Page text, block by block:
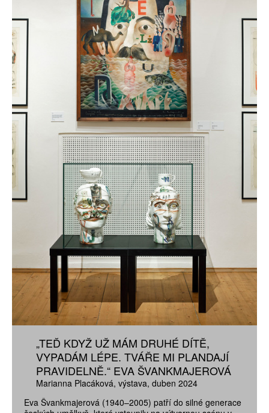
„TEĎ KDYŽ UŽ MÁM DRUHÉ DÍTĚ,
VYPADÁM LÉPE. TVÁŘE MI PLANDAJÍ
PRAVIDELNĚ.“ EVA ŠVANKMAJEROVÁ
Marianna Placáková výstava duben 2024
Eva Švankmajerová (1940–2005) patří do silné generace